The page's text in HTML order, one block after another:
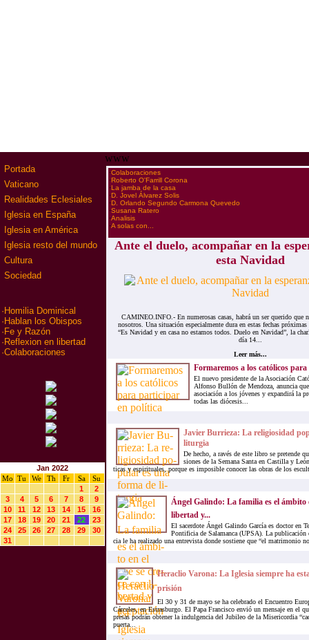
Portada
Vaticano
Realidades Eclesiales
Iglesia en España
Iglesia en América
Iglesia resto del mundo
Cultura
Sociedad
· Homilia Dominical
· Hablan los Obispos
· Fe y Razón
· Reflexion en libertad
·Colaboraciones
Jan 2022
Mo
Tu We Th Fr Sa
Su
1
2
3
4 5 6 7 8
9
10
11 12 13 14 15
16
17
18 19 20 21 22
23
24
25 26 27 28 29
30
31
www
·Colaboraciones
·Roberto O'Farrill Corona
·La jamba de la casa
·D. Jovel Álvarez Solis
·D. Orlando Segundo Carmona Quevedo
·Susana Ratero
·Analisis
·A solas con...
Ante el duelo, acompañar en la
esta Navidad
CAMINEO.INFO.- En numerosas casas, habrá un ser querido que
nosotros. Una situación especialmente dura en estas fechas
“Es Navidad y en casa no estamos todos. Duelo en Navidad”, la
día 14...
Leer más...
Formaremos a los católicos
El nuevo presidente de la Asociación
Alfonso Bullón de Mendoza, anuncia
asociación a los jóvenes y expandirá la
todas las diócesis...
Ja­vier Bu­rrie­za: La re­li­gio­si­dad
li­tur­gia
De he­cho, a ra­vés de este li­bro se pre­ten­de
sio­nes de la Se­ma­na San­ta en Cas­ti­lla y
ti­cas y es­pi­ri­tua­les, por­que es im­po­si­ble co­no­cer las obras de los
Ángel Ga­lin­do: La fa­mi­lia es el ám­bi­to
li­ber­tad y...
El sa­cer­do­te Ángel Ga­lin­do Gar­cía es doc­tor en
Pon­ti­fi­cia de Sa­la­man­ca (UPSA). La pu­bli­ca­ción
cia le ha rea­li­za­do una en­tre­vis­ta don­de sos­tie­ne que “el ma­tri­mo­nio
Heraclio Varona: La Iglesia siempre ha
prisión
El 30 y 31 de mayo se ha celebrado el Encuentro
Cárceles, en Estrasburgo. El Papa Francisco envió un mensaje en el
presas podrán obtener la indulgencia del Jubileo de la Misericordia
puerta...